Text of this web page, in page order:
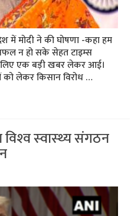
में मोदी ने की घोषणा -कहा हम
न हो सके सेहत टाइम्‍स
लिए एक बड़ी खबर लेकर आई।
लेकर किसान विरोध …
विश्‍व स्‍वास्‍थ्‍य संगठन